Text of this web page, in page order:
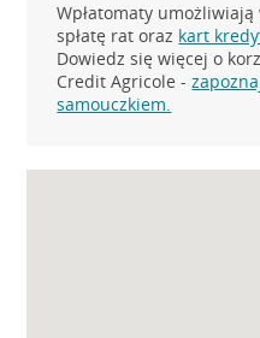
Wpłatomaty
spłatę rat oraz kart
Dowiedz się więcej o
Credit Agricole -
samouczkiem.